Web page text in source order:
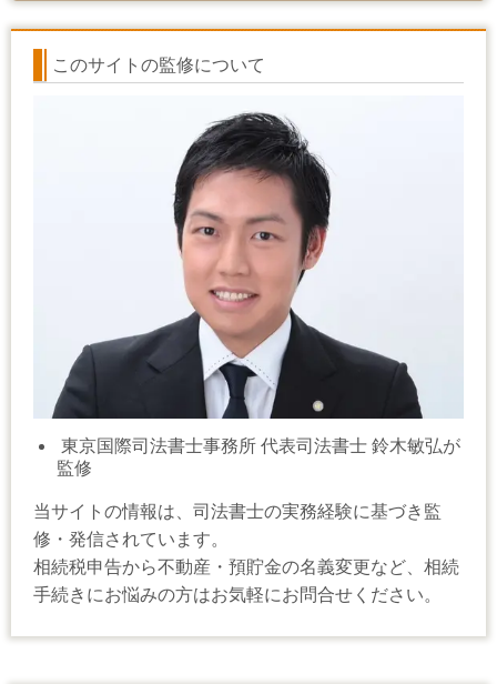
このサイトの監修について
東京国際司法書士事務所 代表司法書士 鈴木敏弘が
監修
当サイトの情報は、司法書士の実務経験に基づき監
修・発信されています。
相続税申告から不動産・預貯金の名義変更など、相続
手続きにお悩みの方はお気軽にお問合せください。